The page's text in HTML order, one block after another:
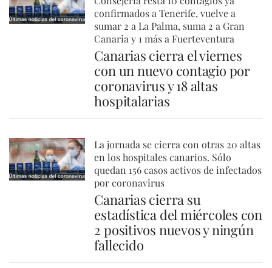
confirmados a Tenerife, vuelve a
sumar 2 a La Palma, suma 2 a Gran
Canaria y 1 más a Fuerteventura
Canarias cierra el viernes
con un nuevo contagio por
coronavirus y 18 altas
hospitalarias
La jornada se cierra con otras 20 altas
en los hospitales canarios. Sólo
quedan 156 casos activos de infectados
por coronavirus
Canarias cierra su
estadística del miércoles con
2 positivos nuevos y ningún
fallecido